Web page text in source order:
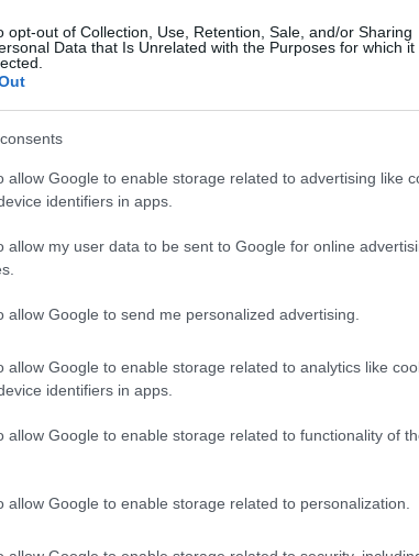
opt-out of Collection, Use, Retention, Sale, and/or Sharing
Data that Is Unrelated with the Purposes for which it
allow Google to enable storage related to advertising like
identifiers in apps.
allow my user data to be sent to Google for online
allow Google to send me personalized advertising.
allow Google to enable storage related to analytics like
identifiers in apps.
allow Google to enable storage related to functionality of
allow Google to enable storage related to personalization.
le calde temperature estive. Sotto,
tocco di layering, e un paio di jeans
stile casual e rilassato. Non è difficile
sarà un successo!<\/p>
p>